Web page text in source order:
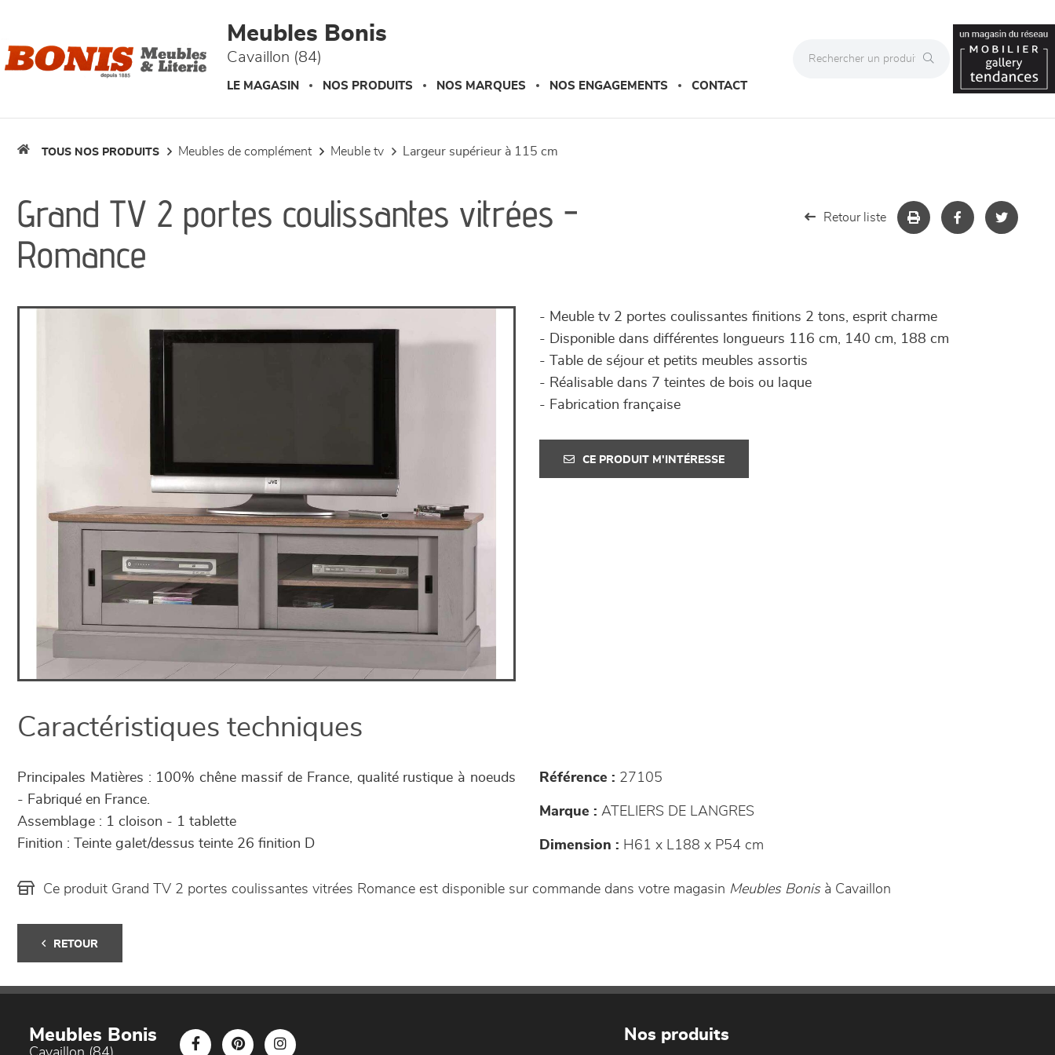
Meubles Bonis
Cavaillon (84)
LE MAGASIN NOS PRODUITS NOS MARQUES NOS ENGAGEMENTS CONTACT
TOUS NOS PRODUITS meubles de complément meuble tv largeur supérieur à 115 cm
Grand TV 2 portes coulissantes vitrées -
Romance
Retour liste
- Meuble tv 2 portes coulissantes finitions 2 tons, esprit charme
- Disponible dans différentes longueurs 116 cm, 140 cm, 188 cm
- Table de séjour et petits meubles assortis
- Réalisable dans 7 teintes de bois ou laque
- Fabrication française
CE PRODUIT M'INTÉRESSE
Caractéristiques techniques
Principales Matières : 100% chêne massif de France, qualité rustique à noeuds
- Fabriqué en France.
Assemblage : 1 cloison - 1 tablette
Finition : Teinte galet/dessus teinte 26 finition D
Référence : 27105
Marque : ATELIERS DE LANGRES
Dimension : H61 x L188 x P54 cm
Ce produit Grand TV 2 portes coulissantes vitrées Romance est disponible sur commande dans votre magasin Meubles Bonisà Cavaillon
RETOUR
Meubles Bonis Nos produits